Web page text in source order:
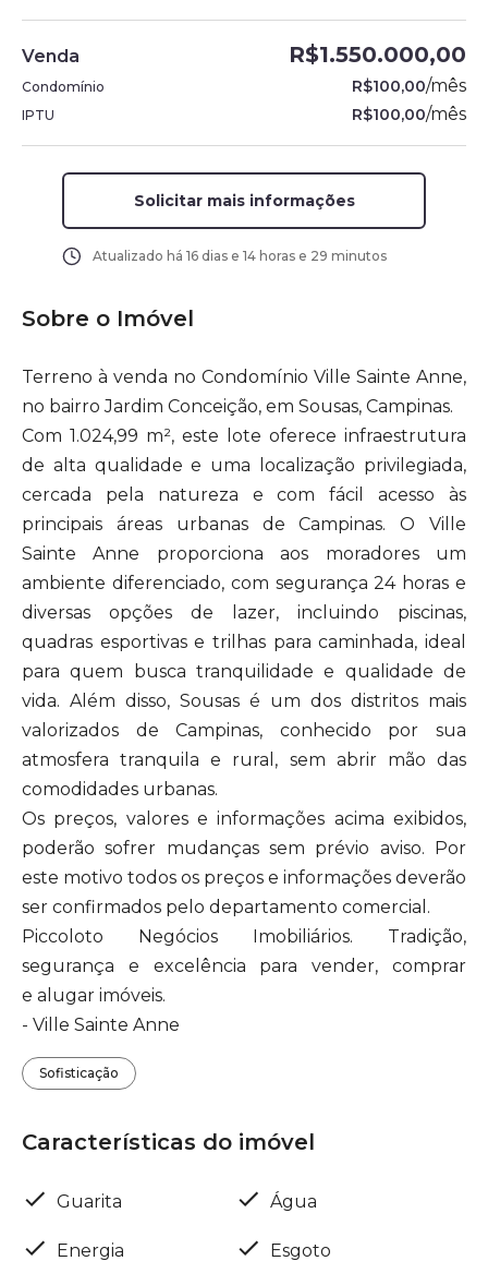
Venda R$1.550.000,00
Condomínio R$100,00/mês
IPTU R$100,00/mês
Solicitar mais informações
Atualizado há 16 dias e 14 horas e 29 minutos
Sobre o Imóvel
Terreno à venda no Condomínio Ville Sainte Anne,
no bairro Jardim Conceição, em Sousas, Campinas.
Com 1.024,99 m², este lote oferece infraestrutura
de alta qualidade e uma localização privilegiada,
cercada pela natureza e com fácil acesso às
principais áreas urbanas de Campinas. O Ville
Sainte Anne proporciona aos moradores um
ambiente diferenciado, com segurança 24 horas e
diversas opções de lazer, incluindo piscinas,
quadras esportivas e trilhas para caminhada, ideal
para quem busca tranquilidade e qualidade de
vida. Além disso, Sousas é um dos distritos mais
valorizados de Campinas, conhecido por sua
atmosfera tranquila e rural, sem abrir mão das
comodidades urbanas.
Os preços, valores e informações acima exibidos,
poderão sofrer mudanças sem prévio aviso. Por
este motivo todos os preços e informações deverão
ser confirmados pelo departamento comercial.
Piccoloto Negócios Imobiliários. Tradição,
segurança e excelência para vender, comprar
e alugar imóveis.
- Ville Sainte Anne
Sofisticação
Características do imóvel
Guarita Água
Energia Esgoto